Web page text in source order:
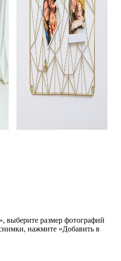
выберите размер фотографий
нажмите «Добавить в